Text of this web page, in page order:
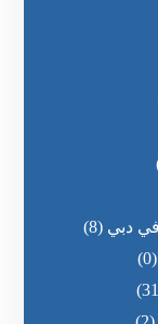
دبي (8)
(0)